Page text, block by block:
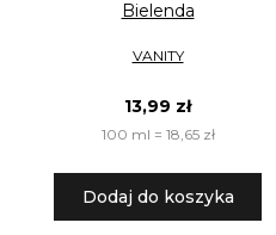
Bielenda
VANITY
13,99 zł
100 ml = 18,65 zł
Dodaj do koszyka